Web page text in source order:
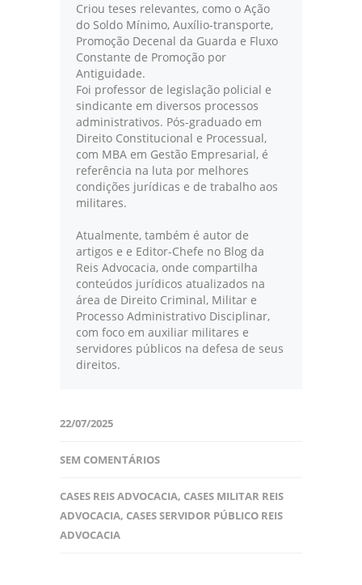
Criou teses relevantes, como o Ação
do Soldo Mínimo, Auxílio-transporte,
Promoção Decenal da Guarda e Fluxo
Constante de Promoção por
Antiguidade.
Foi professor de legislação policial e
sindicante em diversos processos
administrativos. Pós-graduado em
Direito Constitucional e Processual,
com MBA em Gestão Empresarial, é
referência na luta por melhores
condições jurídicas e de trabalho aos
militares.
Atualmente, também é autor de
artigos e e Editor-Chefe no Blog da
Reis Advocacia, onde compartilha
conteúdos jurídicos atualizados na
área de Direito Criminal, Militar e
Processo Administrativo Disciplinar,
com foco em auxiliar militares e
servidores públicos na defesa de seus
direitos.
22/07/2025
SEM COMENTÁRIOS
CASES REIS ADVOCACIA, CASES MILITAR REIS
ADVOCACIA, CASES SERVIDOR PÚBLICO REIS
ADVOCACIA